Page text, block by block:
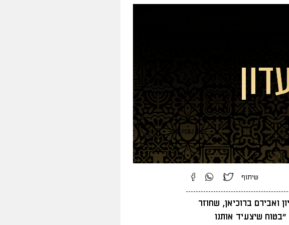
שיתוף
ואבירם ברוכיאן, שחוזר
שיצעיד אותנו